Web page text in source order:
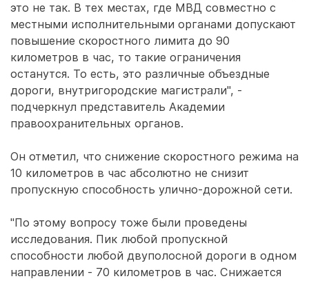
это не так. В тех местах, где МВД совместно с
местными исполнительными органами допускают
повышение скоростного лимита до 90
километров в час, то такие ограничения
останутся. То есть, это различные объездные
дороги, внутригородские магистрали", -
подчеркнул представитель Академии
правоохранительных органов.
Он отметил, что снижение скоростного режима на
10 километров в час абсолютно не снизит
пропускную способность улично-дорожной сети.
"По этому вопросу тоже были проведены
исследования. Пик любой пропускной
способности любой двуполосной дороги в одном
направлении - 70 километров в час. Снижается